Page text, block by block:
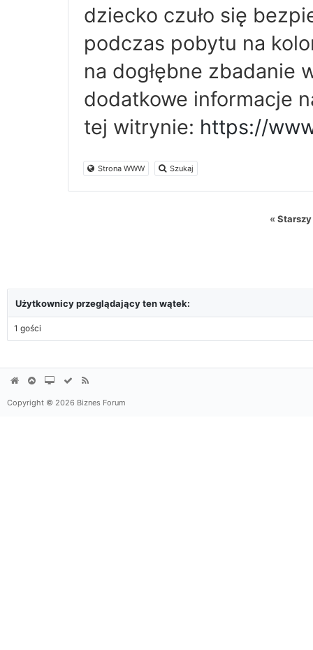
dziecko czuło się
podczas pobytu na
na dogłębne zbadanie
dodatkowe informacje
tej witrynie: https://
Strona WWW Szukaj
«
Użytkownicy przeglądający ten wątek:
1 gości
Copyright © 2026 Biznes Forum